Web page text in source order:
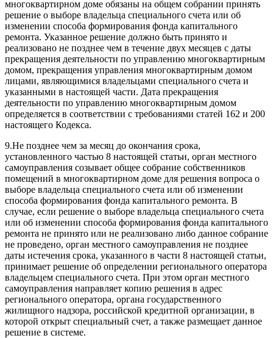
многоквартирном доме обязаны на общем собрании принять
решение о выборе владельца специального счета или об
изменении способа формирования фонда капитального
ремонта. Указанное решение должно быть принято и
реализовано не позднее чем в течение двух месяцев с даты
прекращения деятельности по управлению многоквартирным
домом, прекращения управления многоквартирным домом
лицами, являющимися владельцами специального счета и
указанными в настоящей части. Дата прекращения
деятельности по управлению многоквартирным домом
определяется в соответствии с требованиями статей 162 и 200
настоящего Кодекса.
9.Не позднее чем за месяц до окончания срока,
установленного частью 8 настоящей статьи, орган местного
самоуправления созывает общее собрание собственников
помещений в многоквартирном доме для решения вопроса о
выборе владельца специального счета или об изменении
способа формирования фонда капитального ремонта. В
случае, если решение о выборе владельца специального счета
или об изменении способа формирования фонда капитального
ремонта не принято или не реализовано либо данное собрание
не проведено, орган местного самоуправления не позднее
даты истечения срока, указанного в части 8 настоящей статьи,
принимает решение об определении регионального оператора
владельцем специального счета. При этом орган местного
самоуправления направляет копию решения в адрес
регионального оператора, органа государственного
жилищного надзора, российской кредитной организации, в
которой открыт специальный счет, а также размещает данное
решение в системе.